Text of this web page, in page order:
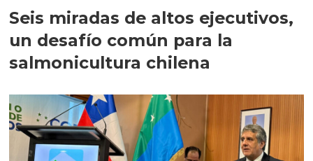
Seis miradas de altos ejecutivos,
un desafío común para la
salmonicultura chilena